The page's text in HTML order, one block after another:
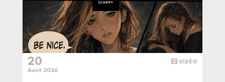
VIDÉO
20
Août 2026